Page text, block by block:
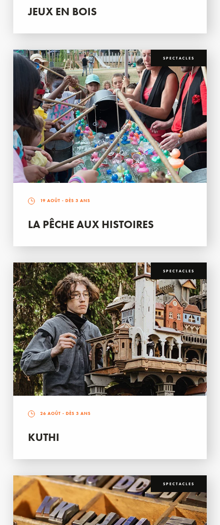
JEUX EN BOIS
SPECTACLES
19 AOÛT - DÈS 3 ANS
LA PÊCHE AUX HISTOIRES
SPECTACLES
26 AOÛT - DÈS 3 ANS
KUTHI
SPECTACLES